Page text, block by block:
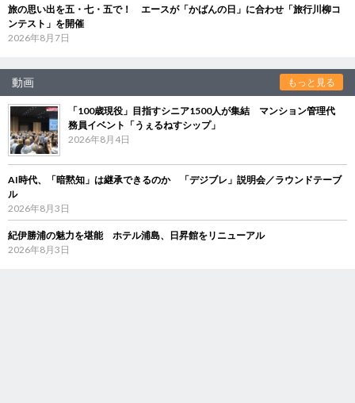
旅の思い出を五・七・五で！ エースが「かばんの日」に合わせ「旅行川柳コ
ンテスト」を開催
2026年8月7日
動画 もっと見る
「100歳現役」目指すシニア1500人が集結 マンション管理代
務員イベント「うぇるねすシップ」
2026年8月4日
AI時代、「暗黙知」は継承できるのか 「デジブレ」説明会／ラウンドテーブ
ル
2026年8月3日
紀伊勝浦の魅力を堪能 ホテル浦島、日昇館をリニューアル
2026年8月3日